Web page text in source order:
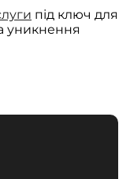
під ключ для
уникнення